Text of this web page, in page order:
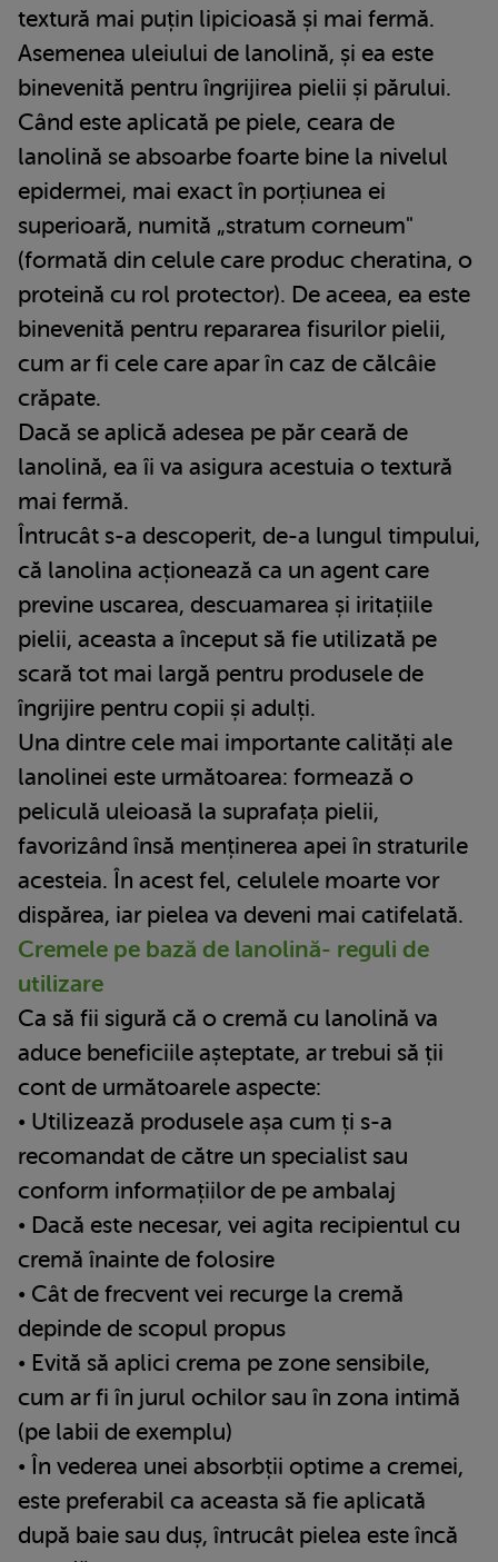
textură mai puțin lipicioasă și mai fermă.
Asemenea uleiului de lanolină, și ea este
binevenită pentru îngrijirea pielii și părului.
Când este aplicată pe piele, ceara de
lanolină se absoarbe foarte bine la nivelul
epidermei, mai exact în porțiunea ei
superioară, numită „stratum corneum"
(formată din celule care produc cheratina, o
proteină cu rol protector). De aceea, ea este
binevenită pentru repararea fisurilor pielii,
cum ar fi cele care apar în caz de călcâie
crăpate.
Dacă se aplică adesea pe păr ceară de
lanolină, ea îi va asigura acestuia o textură
mai fermă.
Întrucât s-a descoperit, de-a lungul timpului,
că lanolina acționează ca un agent care
previne uscarea, descuamarea și iritațiile
pielii, aceasta a început să fie utilizată pe
scară tot mai largă pentru produsele de
îngrijire pentru copii și adulți.
Una dintre cele mai importante calități ale
lanolinei este următoarea: formează o
peliculă uleioasă la suprafața pielii,
favorizând însă menținerea apei în straturile
acesteia. În acest fel, celulele moarte vor
dispărea, iar pielea va deveni mai catifelată.
Cremele pe bază de lanolină- reguli de
utilizare
Ca să fii sigură că o cremă cu lanolină va
aduce beneficiile așteptate, ar trebui să ții
cont de următoarele aspecte:
• Utilizează produsele așa cum ți s-a
recomandat de către un specialist sau
conform informațiilor de pe ambalaj
• Dacă este necesar, vei agita recipientul cu
cremă înainte de folosire
• Cât de frecvent vei recurge la cremă
depinde de scopul propus
• Evită să aplici crema pe zone sensibile,
cum ar fi în jurul ochilor sau în zona intimă
(pe labii de exemplu)
• În vederea unei absorbții optime a cremei,
este preferabil ca aceasta să fie aplicată
după baie sau duș, întrucât pielea este încă